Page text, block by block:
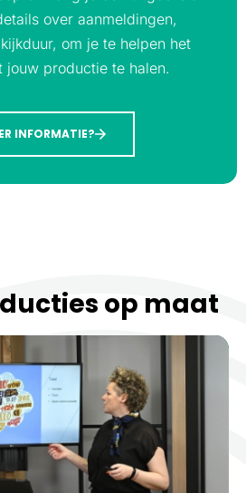
over aanmeldingen,
om je te helpen het
jouw productie te halen.
INFORMATIE?
op maat